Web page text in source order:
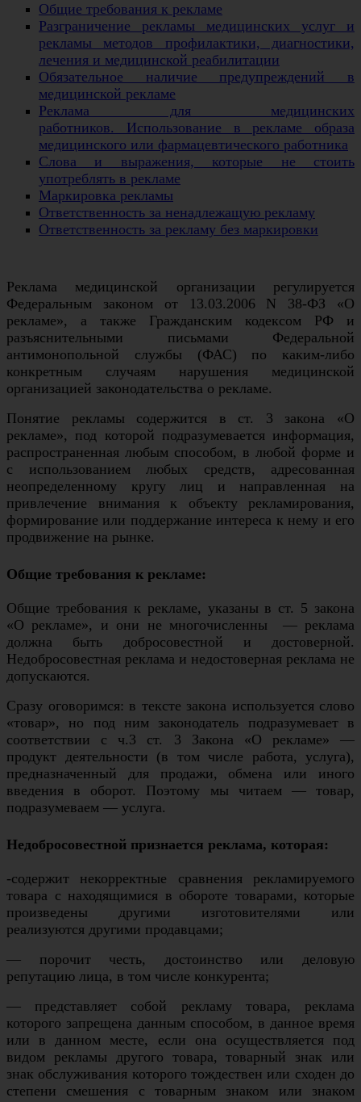
Общие требования к рекламе
Разграничение рекламы медицинских услуг и
рекламы методов профилактики, диагностики,
лечения и медицинской реабилитации
Обязательное наличие предупреждений в
медицинской рекламе
Реклама для медицинских
работников. Использование в рекламе образа
медицинского или фармацевтического работника
Слова и выражения, которые не стоить
употреблять в рекламе
Маркировка рекламы
Ответственность за ненадлежащую рекламу
Ответственность за рекламу без маркировки
Реклама медицинской организации регулируется
Федеральным законом от 13.03.2006 N 38-ФЗ «О
рекламе», а также Гражданским кодексом РФ и
разъяснительными письмами Федеральной
антимонопольной службы (ФАС) по каким-либо
конкретным случаям нарушения медицинской
организацией законодательства о рекламе.
Понятие рекламы содержится в ст. 3 закона «О
рекламе», под которой подразумевается информация,
распространенная любым способом, в любой форме и
с использованием любых средств, адресованная
неопределенному кругу лиц и направленная на
привлечение внимания к объекту рекламирования,
формирование или поддержание интереса к нему и его
продвижение на рынке.
Общие требования к рекламе:
Общие требования к рекламе, указаны в ст. 5 закона
«О рекламе», и они не многочисленны — реклама
должна быть добросовестной и достоверной.
Недобросовестная реклама и недостоверная реклама не
допускаются.
Сразу оговоримся: в тексте закона используется слово
«товар», но под ним законодатель подразумевает в
соответствии с ч.3 ст. 3 Закона «О рекламе» —
продукт деятельности (в том числе работа, услуга),
предназначенный для продажи, обмена или иного
введения в оборот. Поэтому мы читаем — товар,
подразумеваем — услуга.
Недобросовестной признается реклама, которая:
-содержит некорректные сравнения рекламируемого
товара с находящимися в обороте товарами, которые
произведены другими изготовителями или
реализуются другими продавцами;
— порочит честь, достоинство или деловую
репутацию лица, в том числе конкурента;
— представляет собой рекламу товара, реклама
которого запрещена данным способом, в данное время
или в данном месте, если она осуществляется под
видом рекламы другого товара, товарный знак или
знак обслуживания которого тождествен или сходен до
степени смешения с товарным знаком или знаком